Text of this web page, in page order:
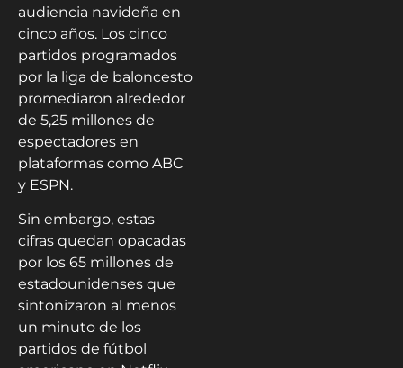
audiencia navideña en
cinco años. Los cinco
partidos programados
por la liga de baloncesto
promediaron alrededor
de 5,25 millones de
espectadores en
plataformas como ABC
y ESPN.
Sin embargo, estas
cifras quedan opacadas
por los 65 millones de
estadounidenses que
sintonizaron al menos
un minuto de los
partidos de fútbol